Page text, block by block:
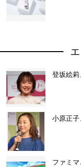
登坂絵
小原正
ファミ